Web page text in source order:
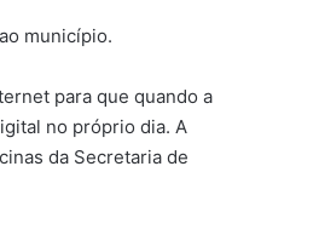
município.
para que quando a
no próprio dia. A
da Secretaria de